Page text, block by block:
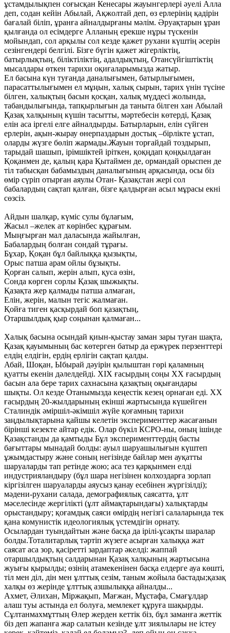
ұстамдылықпен соғысқан Кенесары жауынгерлері әуелі Алла
деп, содан кейін Абылай, Ақжолтай деп, өз ерлерінің қадірін
бағалай біліп, ұранға айналдырғаны мәлім. Әруақтарын ұран
қылғанда ол есімдерге Алланың ерекше нұры түскенін
мойындап, сол арқылы сол кезде қажет рухани күштің әсерін
сезінгендері белгілі. Бізге бүгін қажет жігерліктің,
батырлықтың, біліктіліктің, адалдықтың, Отансүйгіштіктің
мысалдары өткен тарихи оқиғаларымызда жатыр.
Ел басына күн туғанда даналығымен, батырлығымен,
парасаттылығымен ел мұңын, халық сырын, тарих үнін түсіне
білген, халықтың басын қосқан, халық мүддесі жолында,
табандылығында, тапқырлығын да таныта білген хан Абылай
Қазақ халқының күшін тасытты, мәртебесін көтерді, Қазақ
елін аса іргелі елге айналдырды. Батырларын, елін сүйген
ерлерін, ақын-жырау өнерпаздарын достық –бірлікте ұстап,
оларды жүзге бөліп жармады.Жауын торғайдай тоздырып,
тарыдай шашып, ірімшіктей іріткен, қоқңдап қоңқылдаған
Қоқанмен де, қалың қара Қытаймен де, ормандай орыспен де
тіл табысқан бабамыздың даналығының арқасында, осы біз
өмір сүріп отырған аяулы Отан- Қазақстан жері сол
бабалардың сақтап қалған, бізге қалдырған асыл мұрасы екні
сөзсіз.
Айдын шалқар, күміс сулы бұлағым,
Жасыл –желек ат көрінбес құрағым.
Мыңғырған мал даласында жайылған,
Бабалардың болған сондай тұрағы.
Бұхар, Қоқан бұл байлыққа қызықты,
Орыс патша арам ойлы бұзықты.
Қорған салып, жерін алып, қуса өзін,
Сонда көрген сорлы Қазақ шыжықты.
Қазақта жер қалмады патша алмаған,
Елін, жерін, малын тегіс жалмаған.
Қойға тиген қасқырдай боп қазақтың,
Отаршылдық қыр соңынан қалмаған...
Халық басына осындай қиын-қыстау заман зары туған шақта,
Қазақ қауымының бас көтерген батыр да ержүрек перзенттері
елдің елдігін, ердің ерлігін сақтап қалды.
Абай, Шоқан, Ыбырай дәуірін қылыштан гөрі қаламның
қуатты екенін дәлелдейді. XIX ғасырдың соңы XX ғасырдың
басын ала бере тарих сахнасына қазақтың оқығандары
шықты. Ол кезде Отанымызда кеңестік кезең орнаған еді. XX
ғасырдың 20-жылдарының екінші жартысында күшейген
Сталиндік әміршіл-әкімшіл жүйе қоғамның тарихи
заңдылықтарына қайшы келетін эксперименттер жасағанын
бірінші кезекте айтар едік. Олар бүкіл КСРО-ны, оның ішінде
Қазақстанды да қамтыды Бұл эксперименттердің басты
бағыттары мынадай болды: ауыл шаруашылығын күштеп
ұжымдастыру және соның негізінде байлар мен ауқатты
шаруаларды тап ретінде жою; аса тез қарқынмен елді
индустрияландыру (бұл шара негізінен колхоздарға зорлап
кіргізілген шаруаларды аяусыз қанау есебінен жүргізілді);
мәдени-рухани салада, демографиялық саясатта, ұлт
мәселесінде жергілікті (ұлт аймақтарындағы) халықтарды
орыстандыру; қоғамдық саяси өмірдің негізгі салаларында тек
қана комунистік идеологиялық үстемдігін орнату.
Осылардан туындайтын және басқа да ірілі-ұсақты шаралар
болды.Тоталитарлық тәртіп жүзеге асырған халыққа жат
саясат аса зор, қасіретті зардаптар әкелді: жаппай
отаршылдықтың салдарынан Қазақ халқының жартысына
жуығы қырылды; өзінің атамекенінен басқа елдерге ауа көшті,
тіл мен діл, дін мен ұлттық сезім, таным жойыла бастады;қазақ
халқы өз жерінде ұлттық азшылыққа айналды...
Ахмет, Әлихан, Міржақып, Мағжан, Мұстафа, Смағұлдар
алаш туы астында ел болуға, мемлекет құруға шақырды.
Сұлтанмахмұттың Өлер жерден кеттік біз, бұл заманға жеттік
біз деп жапанға жар салатын кезінде ұлт зиялылары не істеу